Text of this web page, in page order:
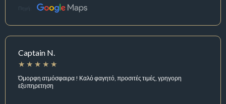
Πηγή:
Captain N.
Όμορφη ατμόσφαιρα ! Καλό φαγητό, προσιτές τιμές, γρηγορη
εξυπηρετηση